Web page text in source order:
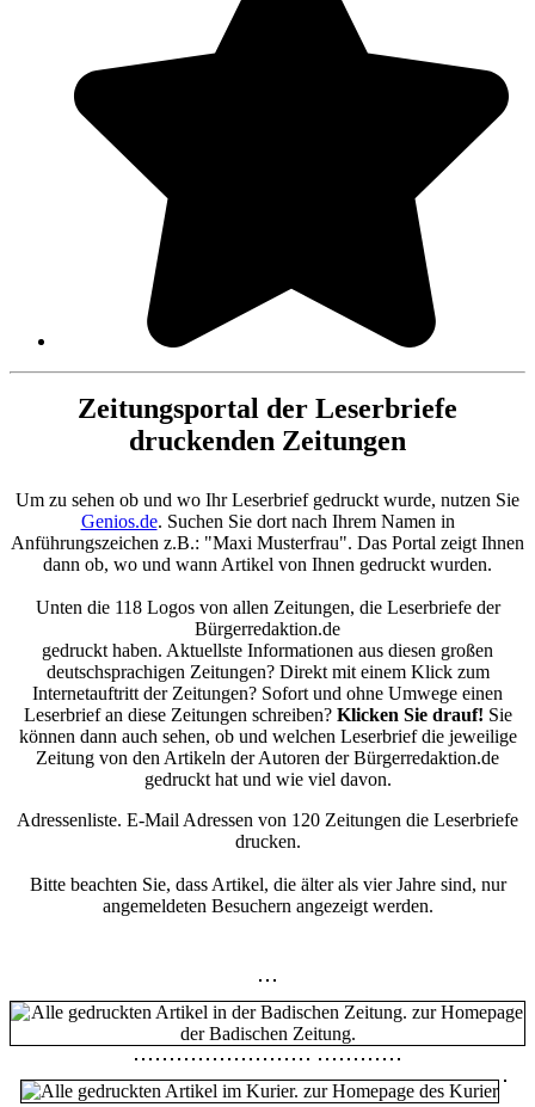
Zeitungsportal der Leserbriefe
druckenden Zeitungen
Um zu sehen ob und wo Ihr Leserbrief gedruckt wurde, nutzen Sie
Genios.de. Suchen Sie dort nach Ihrem Namen in
Anführungszeichen z.B.: "Maxi Musterfrau". Das Portal zeigt Ihnen
dann ob, wo und wann Artikel von Ihnen gedruckt wurden.
Unten die 118 Logos von allen Zeitungen, die Leserbriefe der
Bürgerredaktion.de
gedruckt haben. Aktuellste Informationen aus diesen großen
deutschsprachigen Zeitungen? Direkt mit einem Klick zum
Internetauftritt der Zeitungen? Sofort und ohne Umwege einen
Leserbrief an diese Zeitungen schreiben? Klicken Sie drauf! Sie
können dann auch sehen, ob und welchen Leserbrief die jeweilige
Zeitung von den Artikeln der Autoren der Bürgerredaktion.de
gedruckt hat und wie viel davon.
Adressenliste. E-Mail Adressen von 120 Zeitungen die Leserbriefe
drucken.
Bitte beachten Sie, dass Artikel, die älter als vier Jahre sind, nur
angemeldeten Besuchern angezeigt werden.